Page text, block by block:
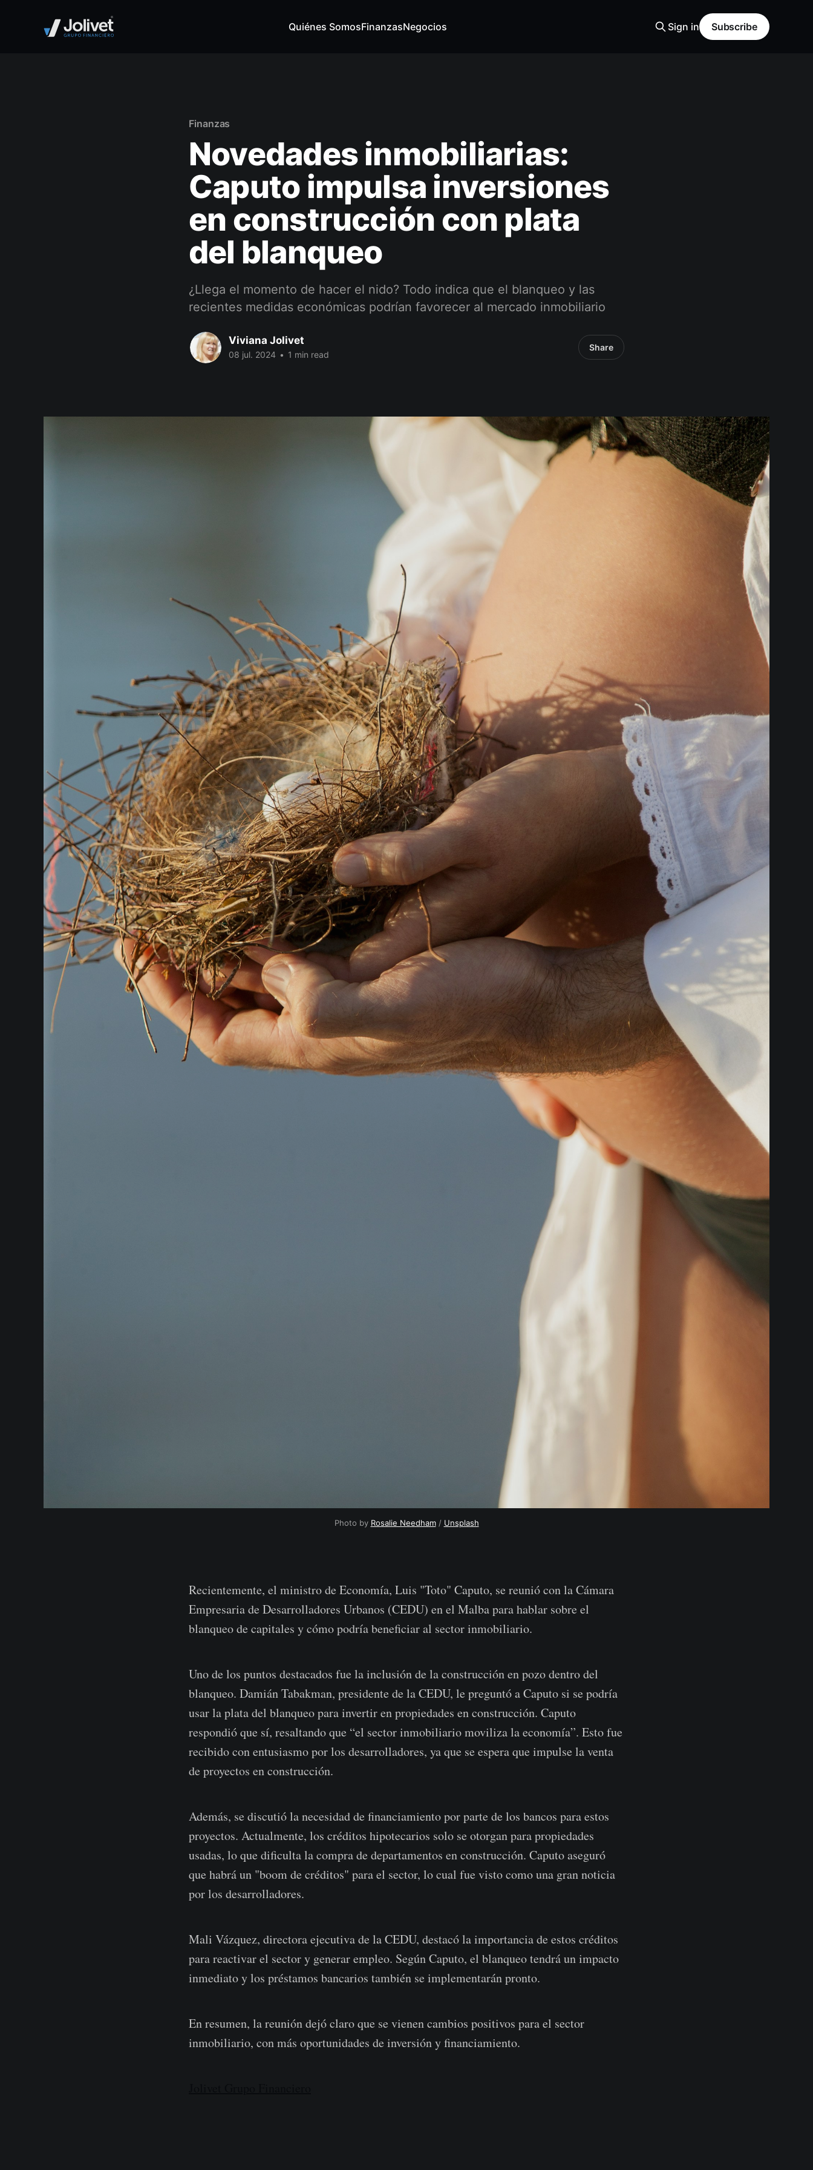
Quiénes SomosFinanzasNegocios Sign in Subscribe
Finanzas
Novedades inmobiliarias:
Caputo impulsa inversiones
en construcción con plata
del blanqueo
¿Llega el momento de hacer el nido? Todo indica que el blanqueo y las
recientes medidas económicas podrían favorecer al mercado inmobiliario
Viviana Jolivet
08 jul. 2024 • 1 min read
Share
Photo by Rosalie Needham/ Unsplash
Recientemente, el ministro de Economía, Luis "Toto" Caputo, se reunió con la Cámara
Empresaria de Desarrolladores Urbanos (CEDU) en el Malba para hablar sobre el
blanqueo de capitales y cómo podría beneficiar al sector inmobiliario.
Uno de los puntos destacados fue la inclusión de la construcción en pozo dentro del
blanqueo. Damián Tabakman, presidente de la CEDU, le preguntó a Caputo si se podría
usar la plata del blanqueo para invertir en propiedades en construcción. Caputo
respondió que sí, resaltando que “el sector inmobiliario moviliza la economía”. Esto fue
recibido con entusiasmo por los desarrolladores, ya que se espera que impulse la venta
de proyectos en construcción.
Además, se discutió la necesidad de financiamiento por parte de los bancos para estos
proyectos. Actualmente, los créditos hipotecarios solo se otorgan para propiedades
usadas, lo que dificulta la compra de departamentos en construcción. Caputo aseguró
que habrá un "boom de créditos" para el sector, lo cual fue visto como una gran noticia
por los desarrolladores.
Mali Vázquez, directora ejecutiva de la CEDU, destacó la importancia de estos créditos
para reactivar el sector y generar empleo. Según Caputo, el blanqueo tendrá un impacto
inmediato y los préstamos bancarios también se implementarán pronto.
En resumen, la reunión dejó claro que se vienen cambios positivos para el sector
inmobiliario, con más oportunidades de inversión y financiamiento.